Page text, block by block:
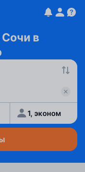
в
1, эконом